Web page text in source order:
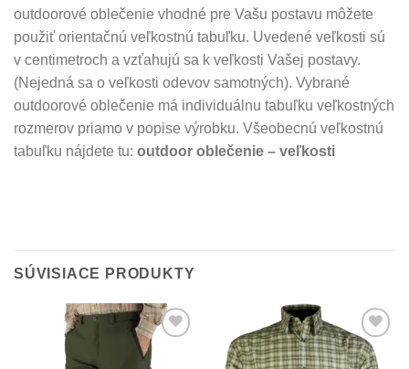
outdoorové oblečenie vhodné pre Vašu postavu môžete
použiť orientačnú veľkostnú tabuľku. Uvedené veľkosti sú
v centimetroch a vzťahujú sa k veľkosti Vašej postavy.
(Nejedná sa o veľkosti odevov samotných). Vybrané
outdoorové oblečenie má individuálnu tabuľku veľkostných
rozmerov priamo v popise výrobku. Všeobecnú veľkostnú
tabuľku nájdete tu: outdoor oblečenie – veľkosti
SÚVISIACE PRODUKTY
Wishlist
Add to
Wishlist